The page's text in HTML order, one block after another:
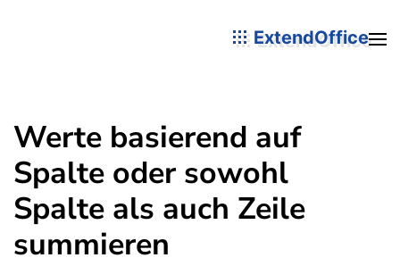
ExtendOffice
Werte basierend auf
Spalte oder sowohl
Spalte als auch Zeile
summieren